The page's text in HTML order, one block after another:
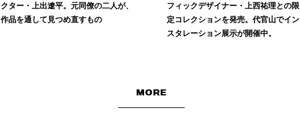
クター・上出遼平。元同僚の二人が、
作品を通して見つめ直すもの
フィックデザイナー・上西祐理との限
定コレクションを発売。代官山でイン
スタレーション展示が開催中。
MORE